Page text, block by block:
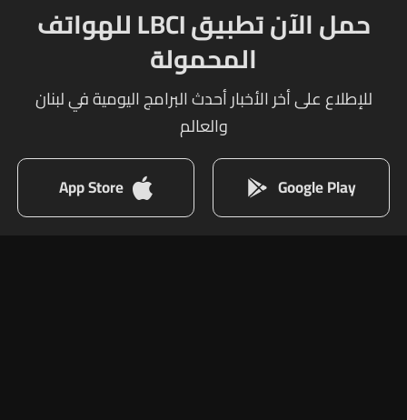
حمل الآن تطبيق LBCI للهواتف
المحمولة
للإطلاع على أخر الأخبار أحدث البرامج اليومية في لبنان
والعالم
Google Play
App Store